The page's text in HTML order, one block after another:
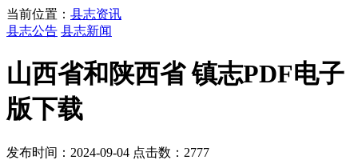
当前位置： 县志资讯
县志公告 县志新闻
山西省和陕西省 镇志PDF电子
版下载
发布时间：2024-09-04 点击数：2777